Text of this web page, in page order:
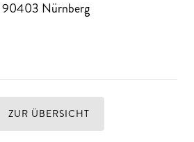
90403 Nürnberg
ZUR ÜBERSICHT